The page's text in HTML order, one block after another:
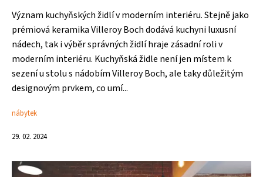
Význam kuchyňských židlí v moderním interiéru. Stejně jako
prémiová keramika Villeroy Boch dodává kuchyni luxusní
nádech, tak i výběr správných židlí hraje zásadní roli v
moderním interiéru. Kuchyňská židle není jen místem k
sezení u stolu s nádobím Villeroy Boch, ale taky důležitým
designovým prvkem, co umí...
nábytek
29. 02. 2024